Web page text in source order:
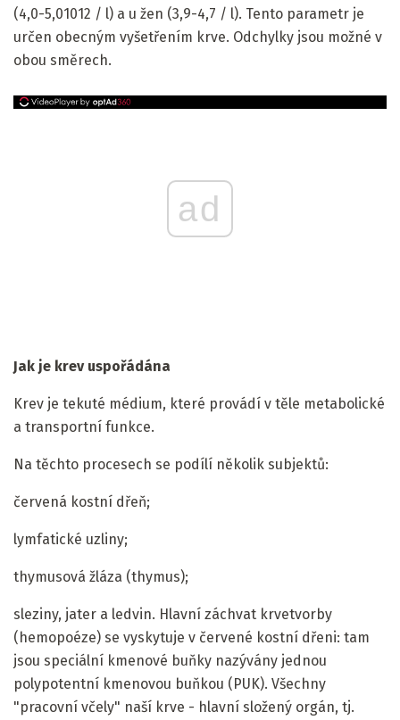
(4,0-5,01012 / l) a u žen (3,9-4,7 / l). Tento parametr je
určen obecným vyšetřením krve. Odchylky jsou možné v
obou směrech.
ad
Jak je krev uspořádána
Krev je tekuté médium, které provádí v těle metabolické
a transportní funkce.
Na těchto procesech se podílí několik subjektů:
červená kostní dřeň;
lymfatické uzliny;
thymusová žláza (thymus);
sleziny, jater a ledvin. Hlavní záchvat krvetvorby
(hemopoéze) se vyskytuje v červené kostní dřeni: tam
jsou speciální kmenové buňky nazývány jednou
polypotentní kmenovou buňkou (PUK). Všechny
"pracovní včely" naší krve - hlavní složený orgán, tj.